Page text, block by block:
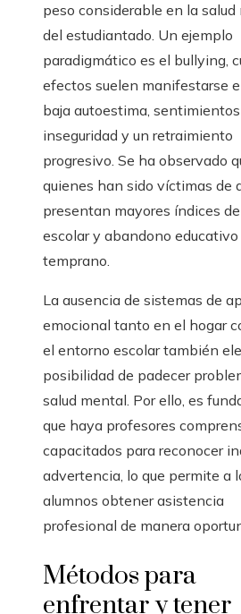
peso considerable en la salud
del estudiantado. Un ejemplo
paradigmático es el bullying,
efectos suelen manifestarse
baja autoestima,
inseguridad y un retraimiento
progresivo. Se ha observado
quienes han sido víctimas de
presentan mayores índices
escolar y abandono educativo
temprano.
La ausencia de sistemas de
emocional tanto en el hogar
el entorno escolar también
posibilidad de padecer
salud mental. Por ello, es
que haya profesores
capacitados para reconocer
advertencia, lo que permite a
alumnos obtener asistencia
profesional de manera
Métodos para
enfrentar y tener